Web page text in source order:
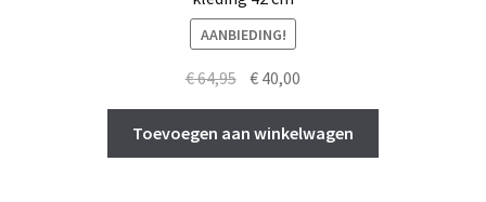
AANBIEDING!
€64,95 Oorspronkelijke
prijs
was:
€ 64,95.
€ 40,00
prijs
is:
€ 40,00.
Toevoegen aan winkelwagen